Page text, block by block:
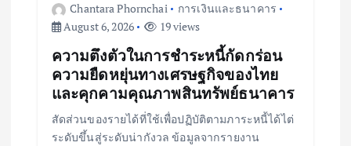
Chantara Phornchai
การเงินและธนาคาร
August 6, 2026
19 views
ความตึงตัวในการชำระหนี้กัดกร่อน
ความยืดหยุ่นทางเศรษฐกิจของไทย
และคุกคามคุณภาพสินทรัพย์ธนาคาร
สัดส่วนของรายได้ที่ใช้เพื่อปฏิบัติตามภาระหนี้ได้ไต่
ระดับขึ้นสู่ระดับน่ากังวล ข้อมูลจากรายงาน